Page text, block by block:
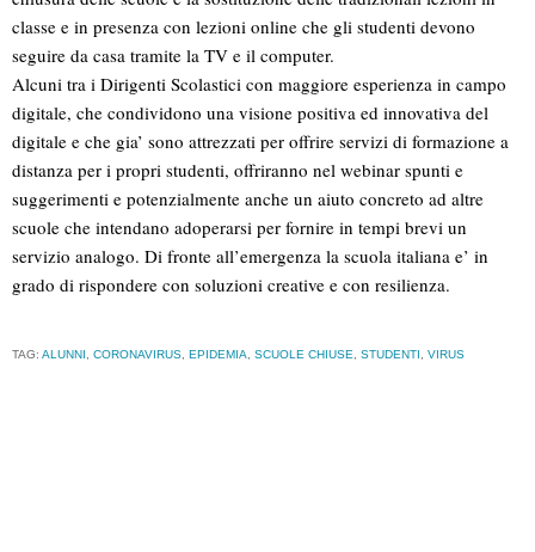
classe e in presenza con lezioni online che gli studenti devono
seguire da casa tramite la TV e il computer.
Alcuni tra i Dirigenti Scolastici con maggiore esperienza in campo
digitale, che condividono una visione positiva ed innovativa del
digitale e che gia’ sono attrezzati per offrire servizi di formazione a
distanza per i propri studenti, offriranno nel webinar spunti e
suggerimenti e potenzialmente anche un aiuto concreto ad altre
scuole che intendano adoperarsi per fornire in tempi brevi un
servizio analogo. Di fronte all’emergenza la scuola italiana e’ in
grado di rispondere con soluzioni creative e con resilienza.
TAG: ALUNNI, CORONAVIRUS, EPIDEMIA, SCUOLE CHIUSE, STUDENTI, VIRUS